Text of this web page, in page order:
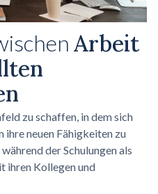
Arbeit
zu schaffen, in dem sich
ihre neuen Fähigkeiten zu
der Schulungen als
ihren Kollegen und